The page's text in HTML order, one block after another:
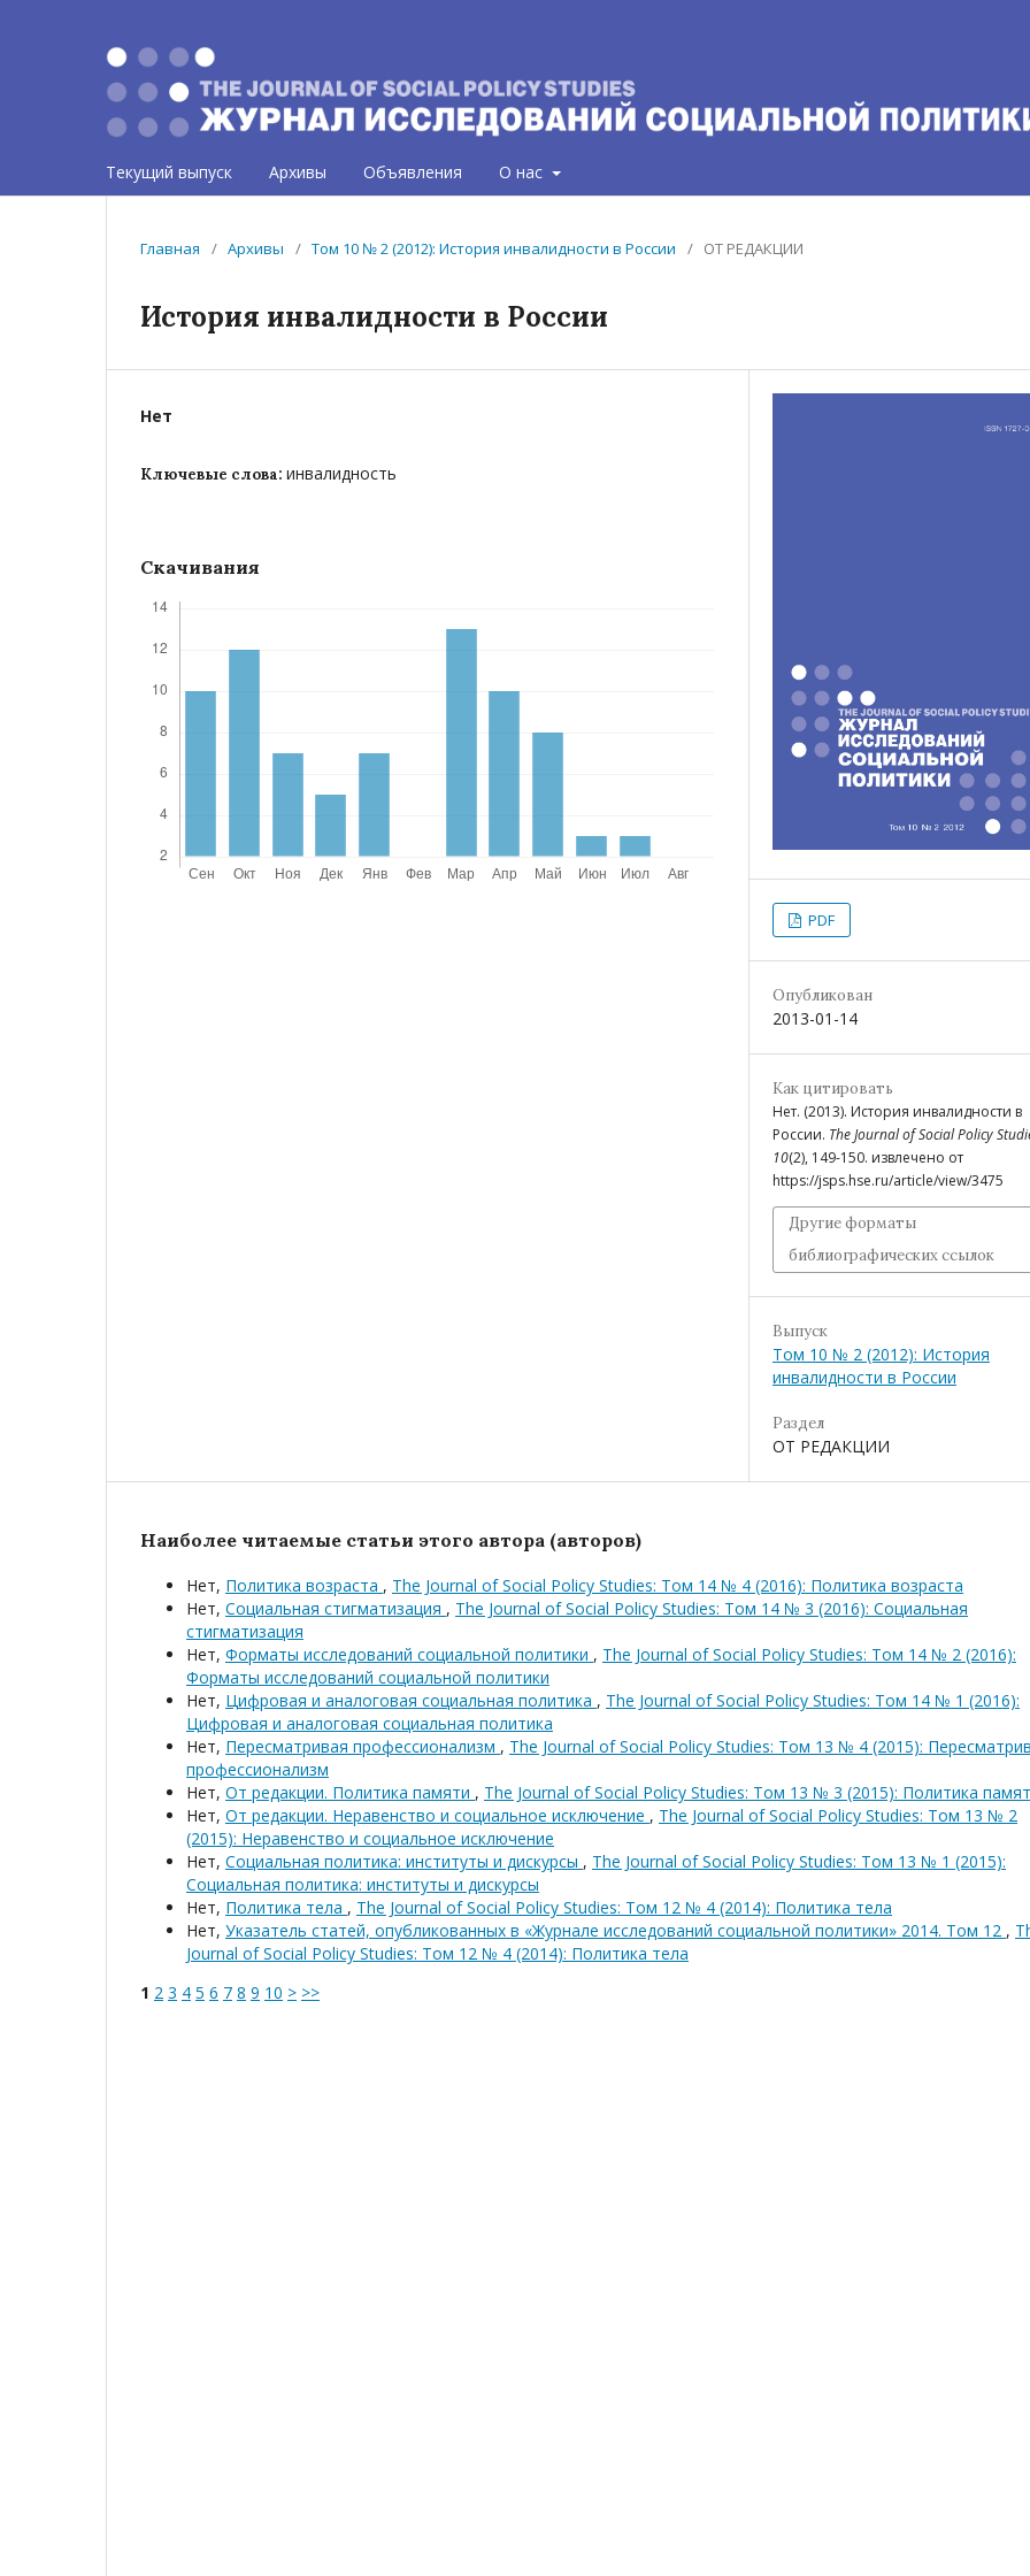
Текущий выпуск Архивы Объявления О нас
Главная / Архивы / Том 10 № 2 (2012): История инвалидности в России / ОТ РЕДАКЦИИ
История инвалидности в России
Нет
Ключевые слова: инвалидность
Скачивания
PDF
Опубликован
2013-01-14
Как цитировать
Нет. (2013). История инвалидности в
России. The Journal of Social Policy
10(2), 149-150. извлечено от
https://jsps.hse.ru/article/view/3475
Другие форматы
библиографических ссылок
Выпуск
Том 10 № 2 (2012): История
инвалидности в России
Раздел
ОТ РЕДАКЦИИ
Наиболее читаемые статьи этого автора (авторов)
Нет, Политика возраста , The Journal of Social Policy Studies: Том 14 № 4 (2016): Политика возраста
Нет, Социальная стигматизация , The Journal of Social Policy Studies: Том 14 № 3 (2016): Социальная
стигматизация
Нет, Форматы исследований социальной политики , The Journal of Social Policy Studies: Том 14 № 2 (2016):
Форматы исследований социальной политики
Нет, Цифровая и аналоговая социальная политика , The Journal of Social Policy Studies: Том 14 № 1 (2016):
Цифровая и аналоговая социальная политика
Нет, Пересматривая профессионализм , The Journal of Social Policy Studies: Том 13 № 4 (2015):
профессионализм
Нет, От редакции. Политика памяти , The Journal of Social Policy Studies: Том 13 № 3 (2015): Политика
Нет, От редакции. Неравенство и социальное исключение , The Journal of Social Policy Studies: Том 13 № 2
(2015): Неравенство и социальное исключение
Нет, Социальная политика: институты и дискурсы , The Journal of Social Policy Studies: Том 13 № 1 (2015):
Социальная политика: институты и дискурсы
Нет, Политика тела , The Journal of Social Policy Studies: Том 12 № 4 (2014): Политика тела
Нет, Указатель статей, опубликованных в «Журнале исследований социальной политики» 2014. Том 12 ,
Journal of Social Policy Studies: Том 12 № 4 (2014): Политика тела
1 2 3 4 5 6 7 8 9 10 > >>